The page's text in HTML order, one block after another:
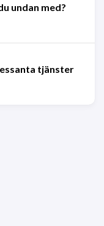
undan med?
tjänster